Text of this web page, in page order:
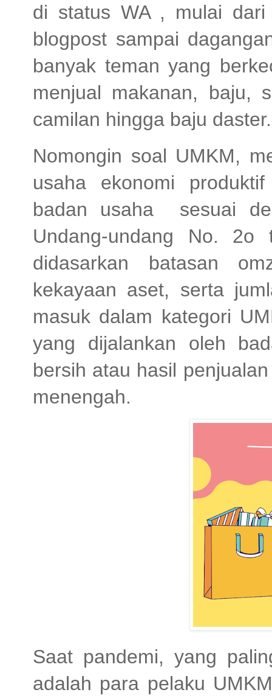
di status WA , mulai
blogpost sampai
banyak teman yang
menjual makanan, baju,
camilan hingga baju
Nomongin soal UMKM,
usaha ekonomi
badan usaha sesuai
Undang-undang No. 2o
didasarkan batasan
kekayaan aset, serta
masuk dalam kategori
yang dijalankan oleh
bersih atau hasil
menengah.
Saat pandemi, yang
adalah para pelaku